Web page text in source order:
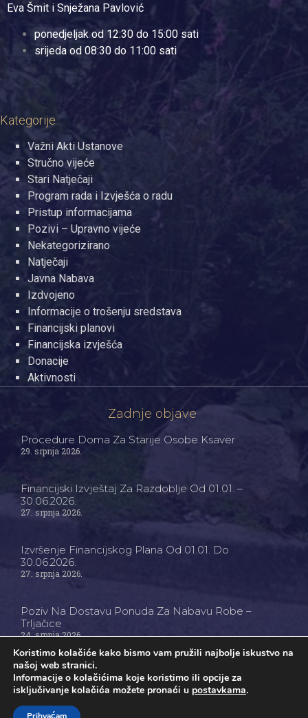
Eva Šmit i Snježana Pavlović
ponedjeljak od 12:30 do 15:00 sati
srijeda od 08:30 do 11:00 sati
Kategorije
Važni Akti Ustanove
Stručno vijeće
Stari Natječaji
Program rada i Izvješća o radu
Pristup informacijama
Pozivi – Upravno vijeće
Nekategorizirano
Natječaji
Javna Nabava
Izdvojeno
Informacije o trošenju sredstava
Financijski planovi
Financijska izvješća
Donacije
Aktivnosti
Zadnje objave
Procedure Doma Za Starije Osobe Ksaver
29. srpnja 2026.
Financijski Izvještaj Za Razdoblje Od 01.01. –
30.06.2026.
27. srpnja 2026.
Izvršenje Financijskog Plana Od 01.01. Do
30.06.2026.
27. srpnja 2026.
Poziv Na Dostavu Ponuda Za Nabavu Robe –
Trljačice
24. srpnja 2026.
Ⓒ Dom Za Starije Osobe Ksaver - Sva Prava Pridržana
Koristimo kolačiće kako bismo vam pružili najbolje iskustvo na
našoj web stranici.
Informacije o kolačićima koje koristimo ili opcije za
isključivanje kolačića možete pronaći u postavkama.